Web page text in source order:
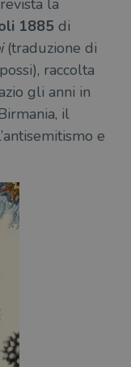
1885 di
(traduzione di
raccolta
gli anni in
il
e